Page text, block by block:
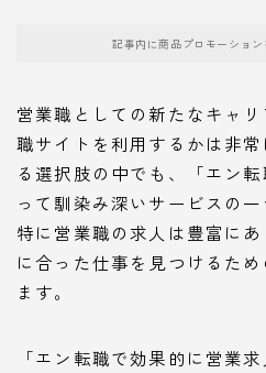
記事内に商品プロモーショ
営業職としての新たなキャ
職サイトを利用するかは非
る選択肢の中でも、「エン
って馴染み深いサービスの一
特に営業職の求人は豊富に
に合った仕事を見つけるた
ます。
「エン転職で効果的に営業